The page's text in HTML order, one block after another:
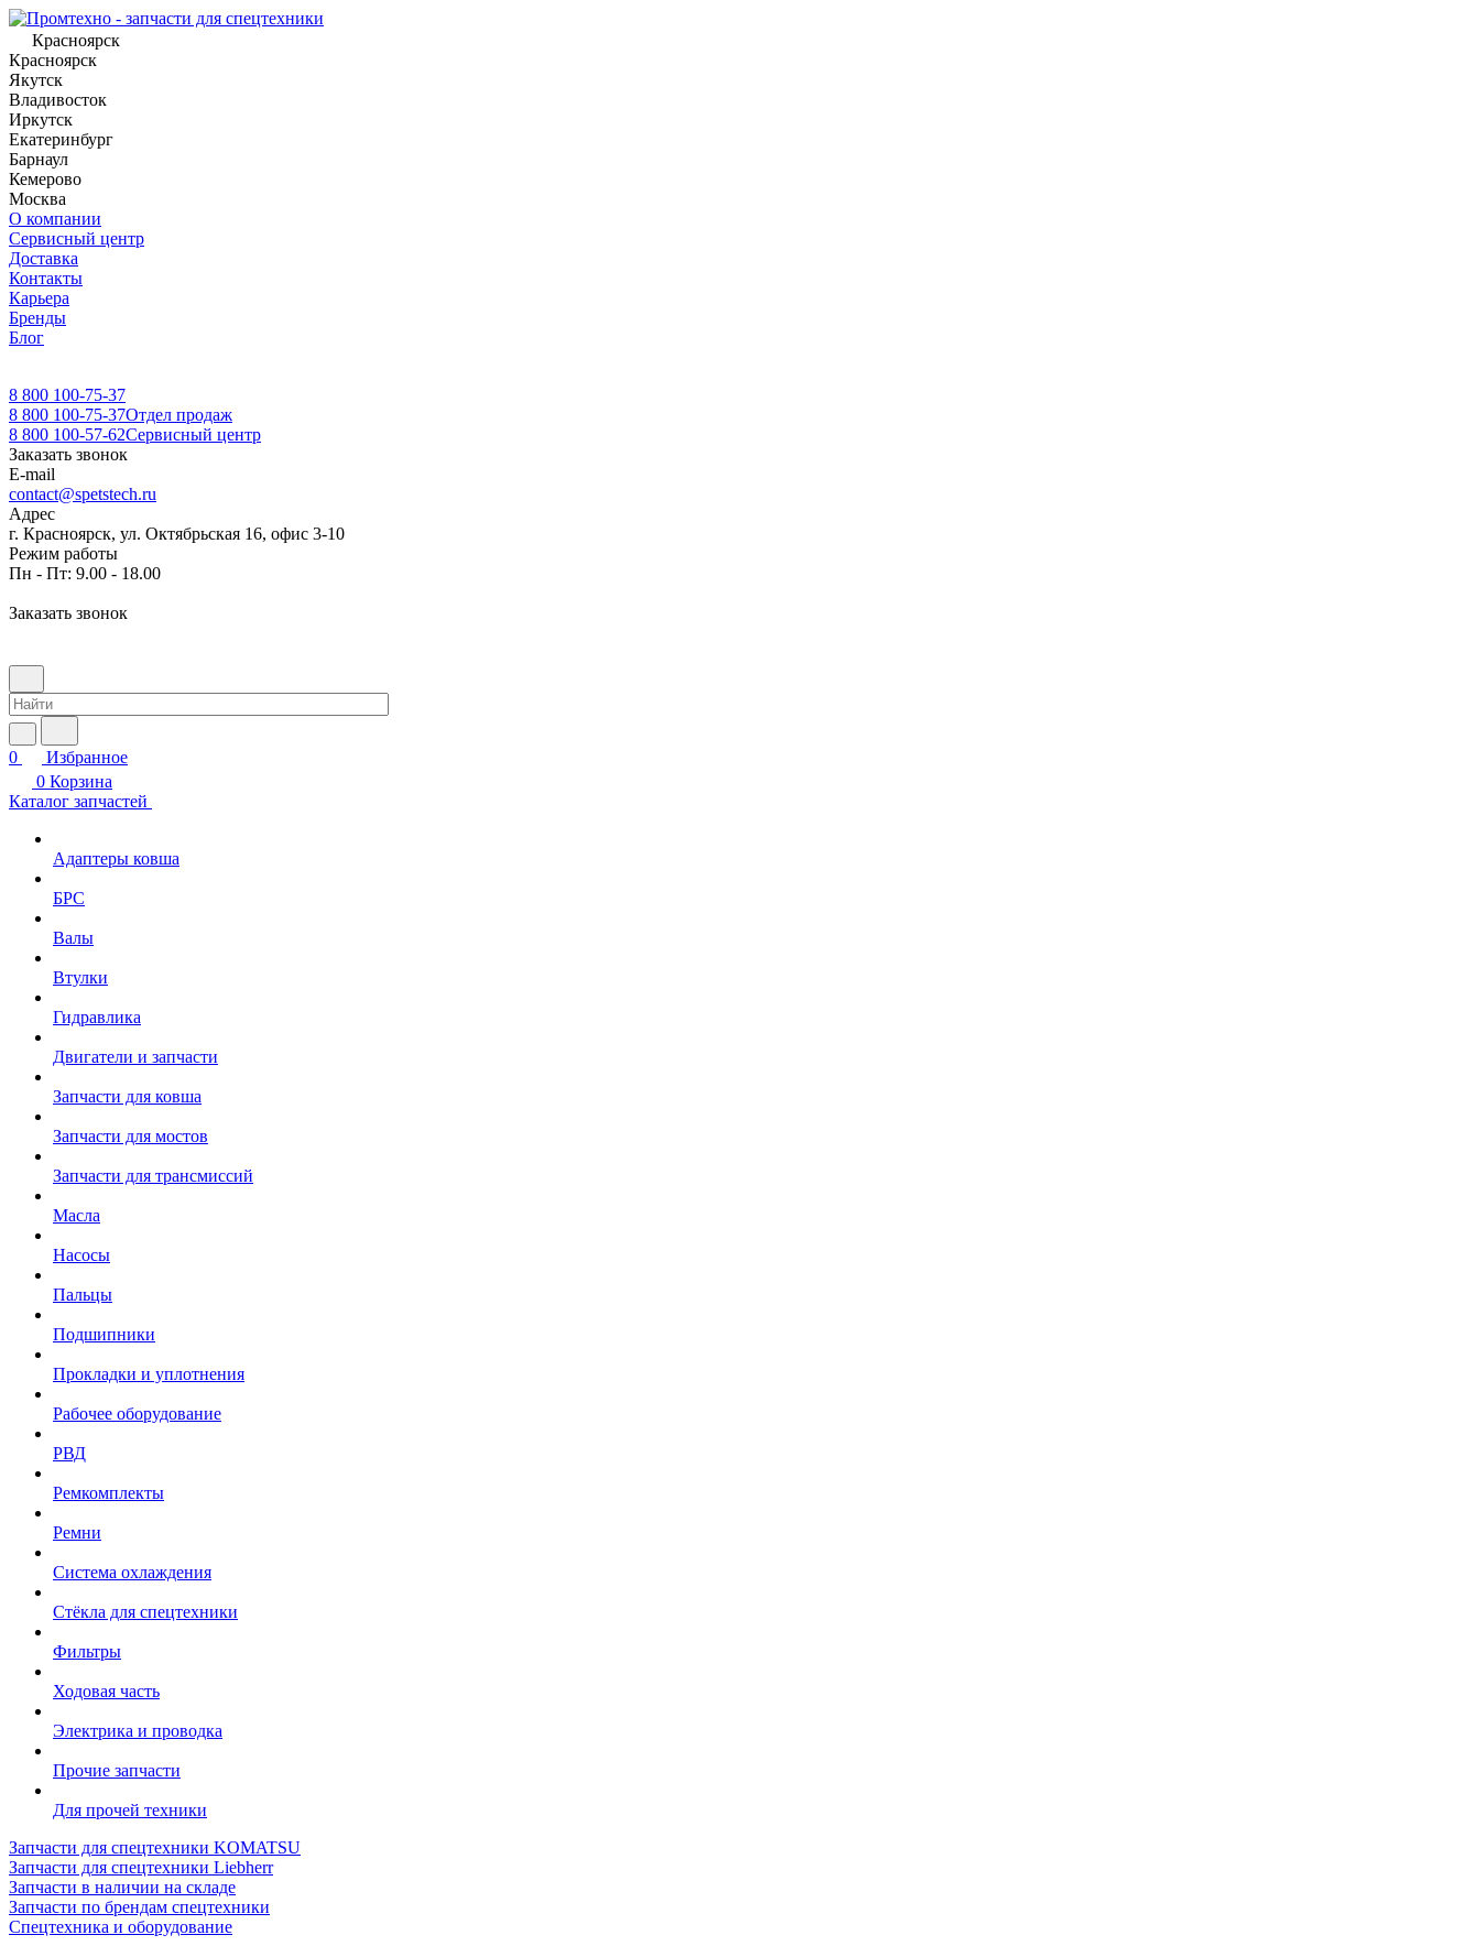
Красноярск
Красноярск
Якутск
Владивосток
Иркутск
Екатеринбург
Барнаул
Кемерово
Москва
О компании
Сервисный центр
Доставка
Контакты
Карьера
Бренды
Блог
8 800 100-75-37
8 800 100-75-37Отдел продаж
8 800 100-57-62Сервисный центр
Заказать звонок
E-mail
contact@spetstech.ru
Адрес
г. Красноярск, ул. Октябрьская 16, офис 3-10
Режим работы
Пн - Пт: 9.00 - 18.00
Заказать звонок
0
Избранное
0 Корзина
Каталог запчастей
Адаптеры ковша
БРС
Валы
Втулки
Гидравлика
Двигатели и запчасти
Запчасти для ковша
Запчасти для мостов
Запчасти для трансмиссий
Масла
Насосы
Пальцы
Подшипники
Прокладки и уплотнения
Рабочее оборудование
РВД
Ремкомплекты
Ремни
Система охлаждения
Стёкла для спецтехники
Фильтры
Ходовая часть
Электрика и проводка
Прочие запчасти
Для прочей техники
Запчасти для спецтехники KOMATSU
Запчасти для спецтехники Liebherr
Запчасти в наличии на складе
Запчасти по брендам спецтехники
Спецтехника и оборудование